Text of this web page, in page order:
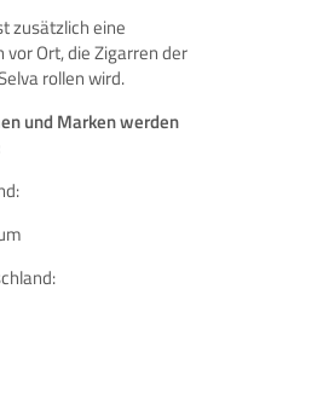
zusätzlich eine
Ort, die Zigarren der
rollen wird.
und Marken werden